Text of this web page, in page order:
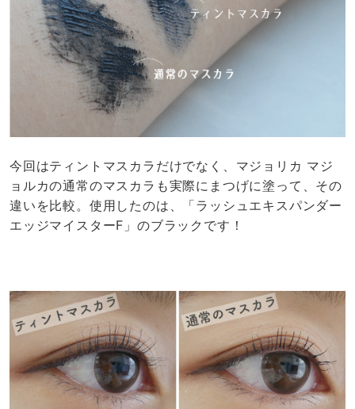
今回はティントマスカラだけでなく、マジョリカ マジ
ョルカの通常のマスカラも実際にまつげに塗って、その
違いを比較。使用したのは、「ラッシュエキスパンダー
エッジマイスターF」のブラックです！